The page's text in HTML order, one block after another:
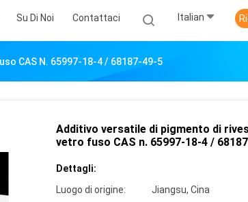
Su Di Noi Contattaci Italian
CAS N. 65997-18-4 / 68187-49-5
Additivo versatile di pigmento di
vetro fuso CAS n. 65997-18-4 /
Dettagli:
Luogo di origine:
Jiangsu, Cina